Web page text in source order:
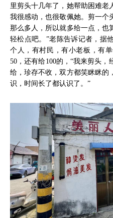
里剪头十几年了，她帮助困难老
我很感动，也很敬佩她。剪一个
那么多人，所以就多给一点，也
轻松点吧。”老陈告诉记者，据
个人，有村民，有小老板，有
50，还有给100的，“我来剪头
给，珍存不收，双方都笑眯眯的
识，时间长了都认识了。”